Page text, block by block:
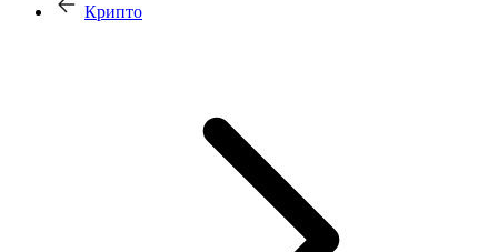
Крипто